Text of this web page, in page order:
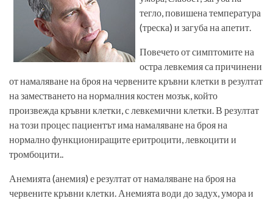
тегло, повишена температура
(треска) и загуба на апетит.
Повечето от симптомите на
остра левкемия са причинени
от намаляване на броя на червените кръвни клетки в резултат
на заместването на нормалния костен мозък, който
произвежда кръвни клетки, с левкемични клетки. В резултат
на този процес пациентът има намаляване на броя на
нормално функциониращите еритроцити, левкоцити и
тромбоцити..
Анемията (анемия) е резултат от намаляване на броя на
червените кръвни клетки. Анемията води до задух, умора и